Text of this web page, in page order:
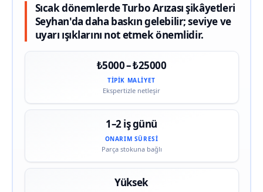
Sıcak dönemlerde Turbo Arızası şikâyetleri
Seyhan'da daha baskın gelebilir; seviye ve
uyarı ışıklarını not etmek önemlidir.
₺5000 – ₺25000
TIPIK MALIYET
Ekspertizle netleşir
1–2 iş günü
ONARIM SÜRESI
Parça stokuna bağlı
Yüksek